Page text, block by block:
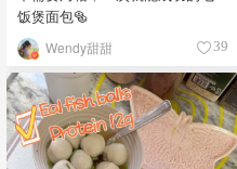
饭煲面包🥯
Wendy甜甜 39